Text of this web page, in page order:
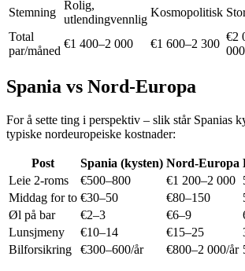
Stemning
Rolig,
utlendingvennlig
Kosmopolitisk
Total
par/måned
€1 400–2 000 €1 600–2 300
€2
000
Spania vs Nord-Europa
For å sette ting i perspektiv – slik står Spanias
typiske nordeuropeiske kostnader:
Post Spania (kysten) Nord-Europa
Leie 2-roms
€500–800 €1 200–2 000
Middag for to €30–50 €80–150
Øl på bar
€2–3 €6–9
Lunsjmeny
€10–14 €15–25
Bilforsikring
€300–600/år €800–2 000/år